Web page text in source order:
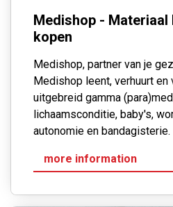
Medishop - Materiaal
kopen
Medishop, partner van je
Medishop leent, verhuurt en
uitgebreid gamma
lichaamsconditie, baby's,
autonomie en bandagisterie.
more information